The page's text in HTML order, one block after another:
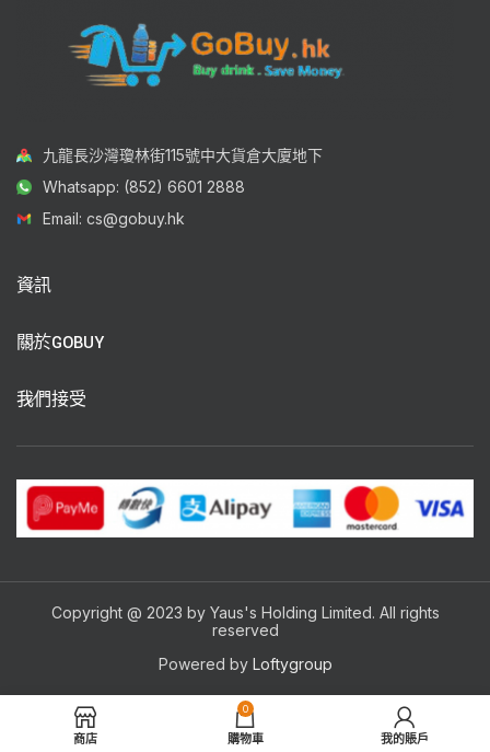
九龍長沙灣瓊林街115號中大貨倉大廈地下
Whatsapp: (852) 6601 2888
Email: cs@gobuy.hk
資訊
關於GOBUY
我們接受
Copyright @ 2023 by Yaus's Holding Limited. All rights
reserved
Powered by Loftygroup
商店
0
購物車 我的賬戶